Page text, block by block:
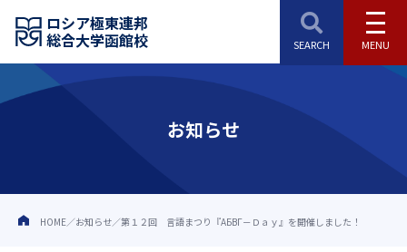
ロシア極東連邦
総合大学函館校
お知らせ
HOME お知らせ 第１２回 言語まつり『АБВГ－Ｄａｙ』を開催しました！